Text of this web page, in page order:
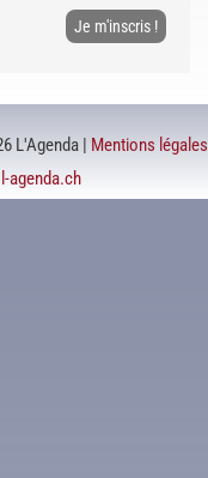
L'Agenda | Mentions légales
agenda.ch